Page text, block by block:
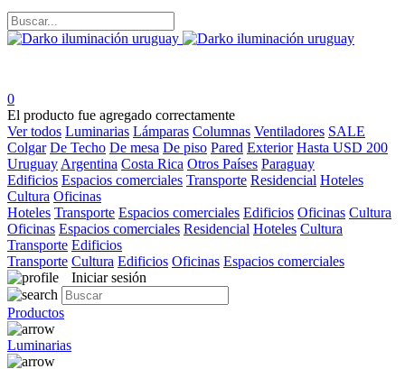
0
El producto fue agregado correctamente
Ver todos Luminarias Lámparas Columnas Ventiladores SALE
Colgar De Techo De mesa De piso Pared Exterior Hasta USD 200
Uruguay Argentina Costa Rica Otros Países Paraguay
Edificios Espacios comerciales Transporte Residencial Hoteles
Cultura Oficinas
Hoteles Transporte Espacios comerciales Edificios Oficinas Cultura
Oficinas Espacios comerciales Residencial Hoteles Cultura
Transporte Edificios
Transporte Cultura Edificios Oficinas Espacios comerciales
Iniciar sesión
Productos
Luminarias